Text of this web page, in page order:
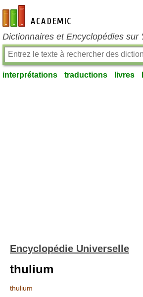
fr-academic.com
Dictionnaires et Encyclopédies sur
interprétations traductions livres
Encyclopédie Universelle
thulium
thulium